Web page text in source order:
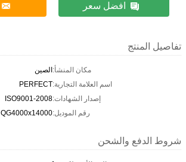
افضل سعر
تفاصيل المنتج
مكان المنشأ:الصين
اسم العلامة التجارية:PERFECT
إصدار الشهادات:ISO9001-2008
رقم الموديل:QG4000x14000
شروط الدفع والشحن